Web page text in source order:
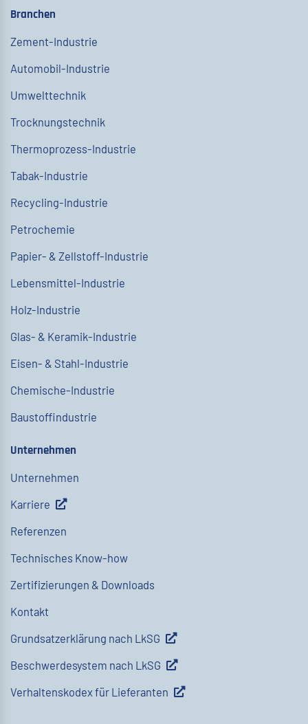
Branchen
Zement-Industrie
Automobil-Industrie
Umwelttechnik
Trocknungstechnik
Thermoprozess-Industrie
Tabak-Industrie
Recycling-Industrie
Petrochemie
Papier- & Zellstoff-Industrie
Lebensmittel-Industrie
Holz-Industrie
Glas- & Keramik-Industrie
Eisen- & Stahl-Industrie
Chemische-Industrie
Baustoffindustrie
Unternehmen
Unternehmen
Karriere
Referenzen
Technisches Know-how
Zertifizierungen & Downloads
Kontakt
Grundsatzerklärung nach LkSG
Beschwerdesystem nach LkSG
Verhaltenskodex für Lieferanten